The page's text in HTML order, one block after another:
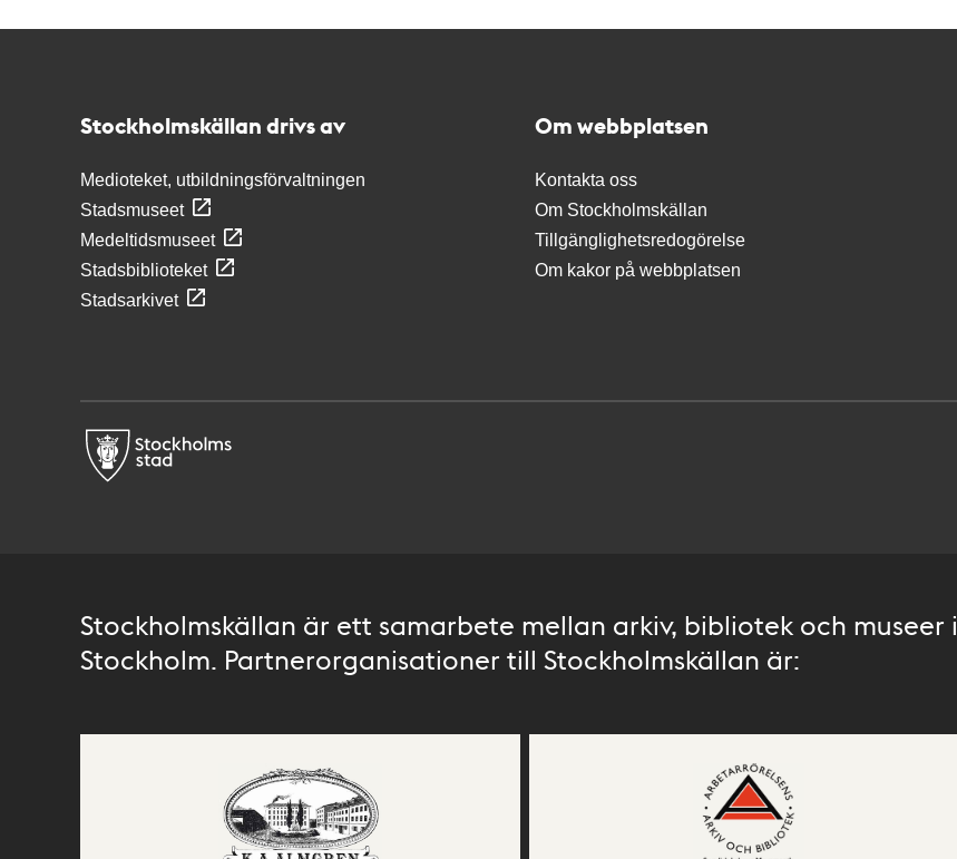
Stockholmskällan drivs av
Medioteket, utbildningsförvaltningen
Stadsmuseet
Medeltidsmuseet
Stadsbiblioteket
Stadsarkivet
Om webbplatsen
Kontakta oss
Om Stockholmskällan
Tillgänglighetsredogörelse
Om kakor på webbplatsen
Stockholmskällan är ett samarbete mellan arkiv, bibliotek och museer i
Stockholm. Partnerorganisationer till Stockholmskällan är: